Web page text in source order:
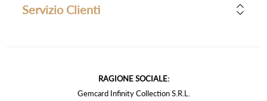
Servizio Clienti
RAGIONE SOCIALE:
Gemcard Infinity Collection S.R.L.